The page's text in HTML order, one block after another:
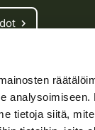
tietoja siitä,